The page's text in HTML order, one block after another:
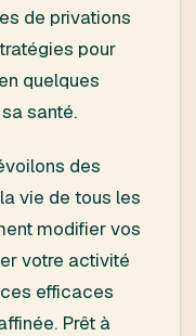
de privations
pour
quelques
santé.
des
vie de tous les
modifier vos
votre activité
efficaces
Prêt à